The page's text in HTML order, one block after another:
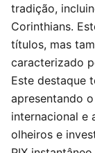
tradição,
Corinthians.
títulos, mas
caracterizado
Este destaque
apresentando
internacional e
olheiros e